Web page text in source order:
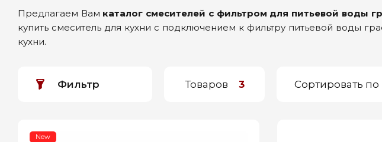
Предлагаем Вам каталог смесителей с фильтром для питьевой воды
купить смеситель для кухни с подключением к фильтру питьевой воды
кухни.
Товаров 3
Фильтр Сортировать по
New